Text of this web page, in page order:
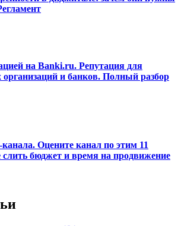
на Banki.ru. Репутация для
и банков. Полный разбор
Оцените канал по этим 11
бюджет и время на продвижение